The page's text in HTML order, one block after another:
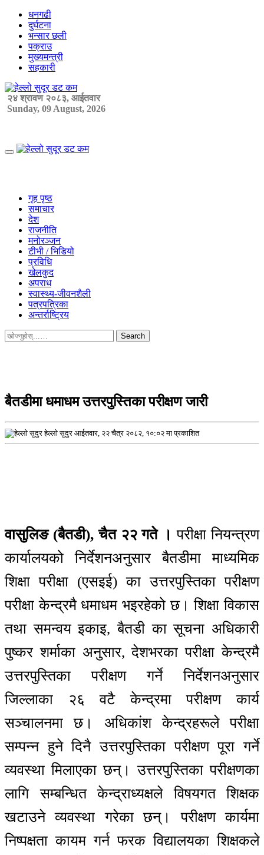
Skip
content
धनगढी
दुर्घटना
भन्सार छली
पक्राउ
मुख्यमन्त्री
सहकारी
२४ श्रावण २०८३, आईतवार
Sunday, 09 August, 2026
Primary
गृह पृष्ठ
समाचार
देश
राजनीति
मनोरञ्जन
टीभी / भिडियो
प्रविधि
खेलकुद
अपराध
स्वास्थ्य-जीवनशैली
पत्रपत्रिका
अन्तर्राष्ट्रिय
Search
for:
बैतडीमा धमाधम उत्तरपुस्तिका परीक्षण जारी
हेल्लो सुदुर आईतवार, २२ चैत्र २०८२, १०:०२ मा प्रकाशित
वासुलिङ (बैतडी), चैत २२ गते । परीक्षा नियन्त्रण
कार्यालयको निर्देशनअनुसार बैतडीमा माध्यमिक
शिक्षा परीक्षा (एसइई) का उत्तरपुस्तिका परीक्षण
परीक्षा केन्द्रमै धमाधम भइरहेको छ। शिक्षा विकास
तथा समन्वय इकाइ, बैतडी का सूचना अधिकारी
पुष्कर शर्माका अनुसार, देशभरका परीक्षा केन्द्रमै
उत्तरपुस्तिका परीक्षण गर्ने निर्देशनअनुसार
जिल्लाका २६ वटै केन्द्रमा परीक्षण कार्य
सञ्चालनमा छ। अधिकांश केन्द्रहरूले परीक्षा
सम्पन्न हुने दिनै उत्तरपुस्तिका परीक्षण पूरा गर्ने
व्यवस्था मिलाएका छन्। उत्तरपुस्तिका परीक्षणका
लागि सम्बन्धित केन्द्राध्यक्षले विषयगत शिक्षक
खटाउने व्यवस्था गरेका छन्। परीक्षण कार्यमा
निष्पक्षता कायम गर्न फरक विद्यालयका शिक्षकले